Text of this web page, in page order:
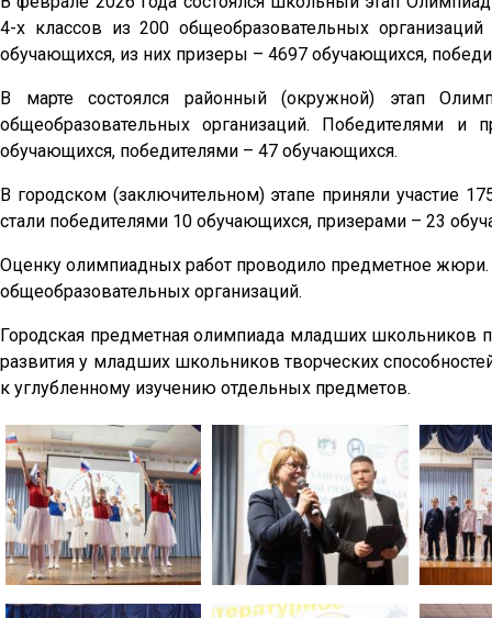
4-х классов из 200 общеобразовательных
обучающихся, из них призеры – 4697 обучающихся,
В марте состоялся районный (окружной) этап
общеобразовательных организаций. Победителями
обучающихся, победителями – 47 обучающихся.
В городском (заключительном) этапе приняли участие
стали победителями 10 обучающихся, призерами – 23
Оценку олимпиадных работ проводило предметное жюри.
общеобразовательных организаций.
Городская предметная олимпиада младших школьников
развития у младших школьников творческих
к углубленному изучению отдельных предметов.